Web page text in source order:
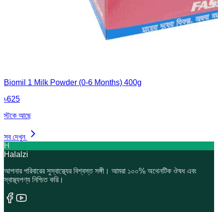
Biomil 1 Milk Powder (0-6 Months) 400g
৳625
স্টকে আছে
সব দেখুন
H
Halalzi
আপনার পরিবারের সুস্বাস্থ্যের বিশ্বস্ত সঙ্গী। আমরা ১০০% অথেনটিক ঔষধ এবং
স্বাস্থ্যপণ্য নিশ্চিত করি।